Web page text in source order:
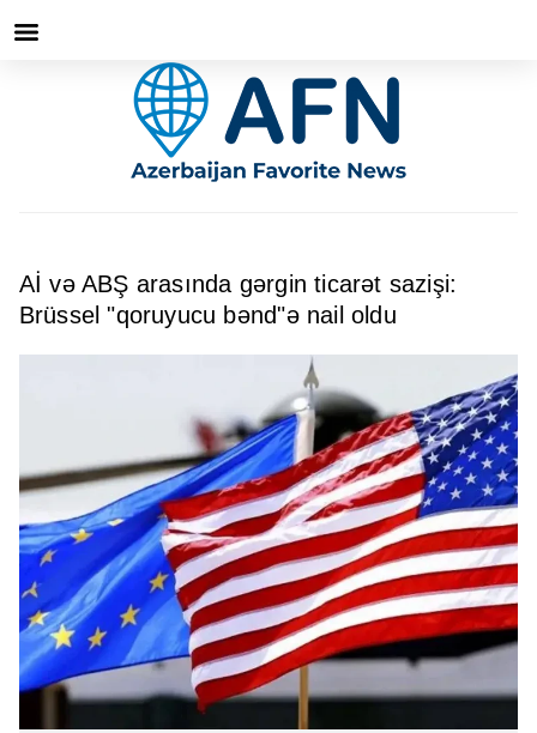
Aİ və ABŞ arasında gərgin ticarət sazişi:
Brüssel "qoruyucu bənd"ə nail oldu